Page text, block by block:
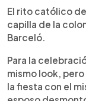
El rito católico
capilla de la
Barceló.
Para la
mismo look,
la fiesta con el